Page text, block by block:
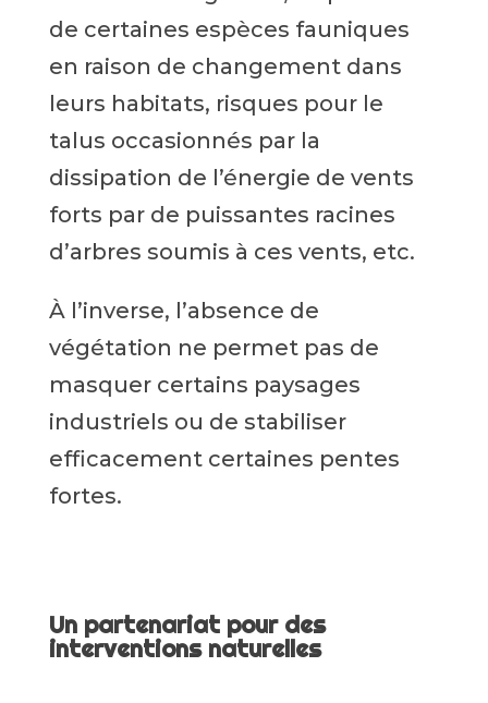
de certaines espèces fauniques
en raison de changement dans
leurs habitats, risques pour le
talus occasionnés par la
dissipation de l’énergie de vents
forts par de puissantes racines
d’arbres soumis à ces vents, etc.
À l’inverse, l’absence de
végétation ne permet pas de
masquer certains paysages
industriels ou de stabiliser
efficacement certaines pentes
fortes.
Un partenariat pour des
interventions naturelles